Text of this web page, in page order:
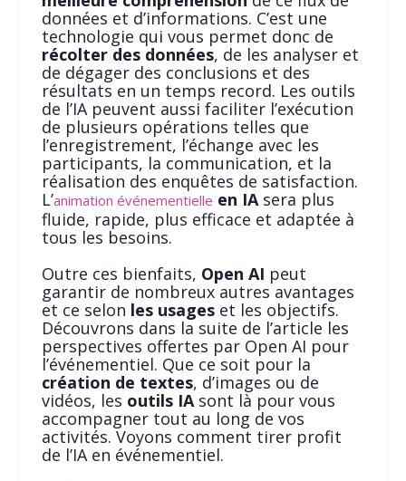
données et d’informations. C’est une
technologie qui vous permet donc de
récolter des données, de les analyser et
de dégager des conclusions et des
résultats en un temps record. Les outils
de l’IA peuvent aussi faciliter l’exécution
de plusieurs opérations telles que
l’enregistrement, l’échange avec les
participants, la communication, et la
réalisation des enquêtes de satisfaction.
L’animation événementielle en IAsera plus
fluide, rapide, plus efficace et adaptée à
tous les besoins.
Outre ces bienfaits, Open AI peut
garantir de nombreux autres avantages
et ce selon les usages et les objectifs.
Découvrons dans la suite de l’article les
perspectives offertes par Open AI pour
l’événementiel. Que ce soit pour la
création de textes, d’images ou de
vidéos, les outils IAsont là pour vous
accompagner tout au long de vos
activités. Voyons comment tirer profit
de l’IA en événementiel.